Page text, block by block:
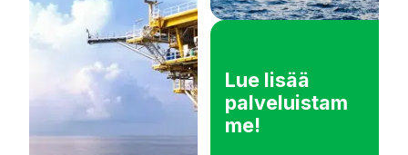
Lue lisää
palveluistam
me!